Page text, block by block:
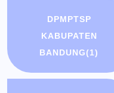
DPMPTSP
KABUPATEN
BANDUNG(1)